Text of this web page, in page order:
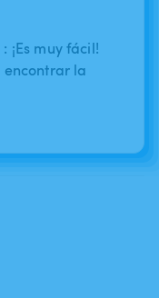
¡Es muy fácil!
encontrar la